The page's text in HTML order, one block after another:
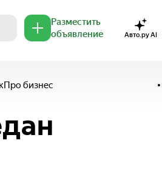
Разместить
объявление
Авто.ру AI
Про бизнес